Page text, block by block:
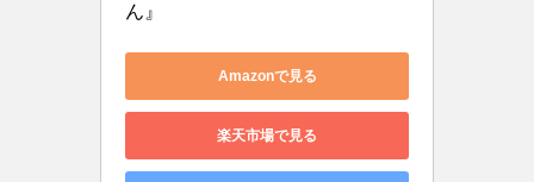
ん』
Amazonで見る
楽天市場で見る